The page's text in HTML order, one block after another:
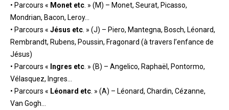
• Parcours « Monet etc . » (M) – Monet, Seurat, Picasso,
Mondrian, Bacon, Leroy…
• Parcours « Jésus etc . » (J) – Piero, Mantegna, Bosch, Léonard,
Rembrandt, Rubens, Poussin, Fragonard (à travers l’enfance de
Jésus)
• Parcours « Ingres etc . » (B) – Angelico, Raphaël, Pontormo,
Vélasquez, Ingres…
• Parcours « Léonard etc . » (A) – Léonard, Chardin, Cézanne,
Van Gogh…